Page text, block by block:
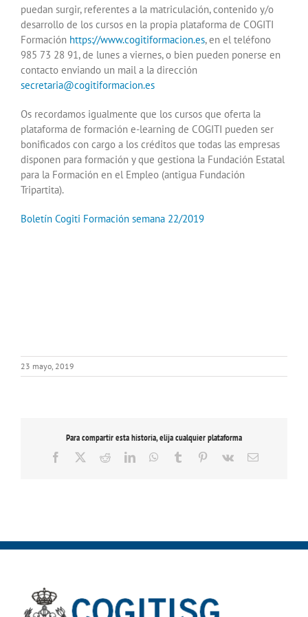
puedan surgir, referentes a la matriculación, contenido y/o
desarrollo de los cursos en la propia plataforma de COGITI
Formación https://www.cogitiformacion.es, en el teléfono
985 73 28 91, de lunes a viernes, o bien pueden ponerse en
contacto enviando un mail a la dirección
secretaria@cogitiformacion.es
Os recordamos igualmente que los cursos que oferta la
plataforma de formación e-learning de COGITI pueden ser
bonificados con cargo a los créditos que todas las empresas
disponen para formación y que gestiona la Fundación Estatal
para la Formación en el Empleo (antigua Fundación
Tripartita).
Boletín Cogiti Formación semana 22/2019
23 mayo, 2019
Para compartir esta historia, elija cualquier plataforma
Facebook RedditLinkedInWhatsApp
Tumblr Pinterest
Vk
Correo